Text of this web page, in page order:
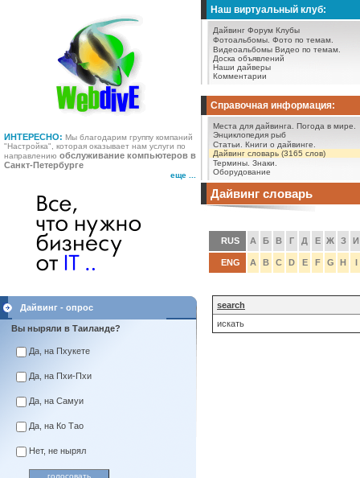
ИНТЕРЕСНО: Мы благодарим группу компаний
"Настройка", которая оказывает нам услуги по
направлению обслуживание компьютеров в
Санкт-Петербурге
еще ...
Наш виртуальный клуб:
Дайвинг Форум Клубы
Фотоальбомы. Фото по темам.
Видеоальбомы Видео по темам.
Доска объявлений
Наши дайверы
Комментарии
Справочная информация:
Места для дайвинга.
Погода в мире.
Энциклопедия рыб
Статьи.
Книги о дайвинге.
Дайвинг словарь (3165 слов)
Термины. Знаки.
Оборудование
Дайвинг - опрос
Вы ныряли в Таиланде?
Да, на Пхукете
Да, на Пхи-Пхи
Да, на Самуи
Да, на Ко Тао
Нет, не нырял
Дайвинг словарь
RUS А Б В Г Д Е Ж З И
ENG A B C D E F G H I
search
искать